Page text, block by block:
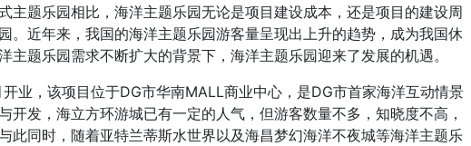
主题乐园相比，海洋主题乐园无论是项目建设成本，还是项目的建设周
。近年来，我国的海洋主题乐园游客量呈现出上升的趋势，成为我国休
主题乐园需求不断扩大的背景下，海洋主题乐园迎来了发展的机遇。
业，该项目位于DG市华南MALL商业中心，是DG市首家海洋互动情景
开发，海立方环游城已有一定的人气，但游客数量不多，知晓度不高，
此同时，随着亚特兰蒂斯水世界以及海昌梦幻海洋不夜城等海洋主题乐